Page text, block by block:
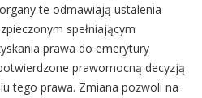
te odmawiają ustalenia
spełniającym
prawa do emerytury
prawomocną decyzją
tego prawa. Zmiana pozwoli na